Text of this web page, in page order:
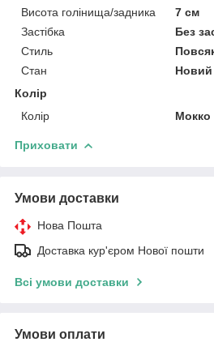
Висота голінища/задника
7 см
Застібка
Без
Стиль
Стан
Новий
Колір
Колір
Мокко
Приховати
Умови доставки
Нова Пошта
Доставка кур'єром Нової пошти
Всі умови доставки
Умови оплати